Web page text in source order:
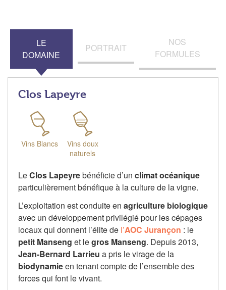
LE
DOMAINE
PORTRAIT
NOS
FORMULES
Clos Lapeyre
Vins Blancs
Vins doux
naturels
LeClos Lapeyrebénéficie d’un climat océanique
particulièrement bénéfique à la culture de la vigne.
L’exploitation est conduite en agriculture biologique
avec un développement privilégié pour les cépages
locaux qui donnent l’élite de l’AOC Jurançon : le
petit Manseng et legros Manseng. Depuis 2013,
Jean-Bernard Larrieu a pris le virage de la
biodynamieen tenant compte de l’ensemble des
forces qui font le vivant.